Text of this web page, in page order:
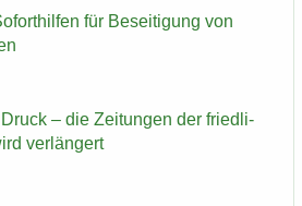
für Be­sei­ti­gung von
– die Zei­tun­gen der fried­li­
ver­län­gert